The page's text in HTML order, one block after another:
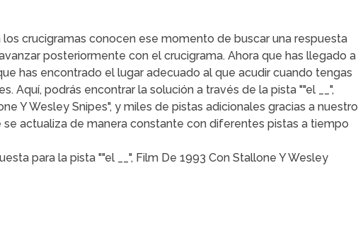
los crucigramas conocen ese momento de buscar una respuesta
posteriormente con el crucigrama. Ahora que has llegado a
has encontrado el lugar adecuado al que acudir cuando tengas
Aquí, podrás encontrar la solución a través de la pista ""el __",
Y Wesley Snipes", y miles de pistas adicionales gracias a nuestro
actualiza de manera constante con diferentes pistas a tiempo
para la pista ""el __", Film De 1993 Con Stallone Y Wesley